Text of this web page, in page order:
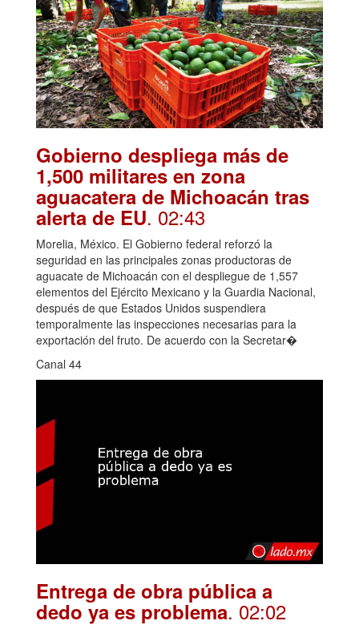
Gobierno despliega más de
1,500 militares en zona
aguacatera de Michoacán tras
alerta de EU. 02:43
Morelia, México. El Gobierno federal reforzó la
seguridad en las principales zonas productoras de
aguacate de Michoacán con el despliegue de 1,557
elementos del Ejército Mexicano y la Guardia Nacional,
después de que Estados Unidos suspendiera
temporalmente las inspecciones necesarias para la
exportación del fruto. De acuerdo con la Secretar�
Canal 44
Entrega de obra pública a
dedo ya es problema. 02:02